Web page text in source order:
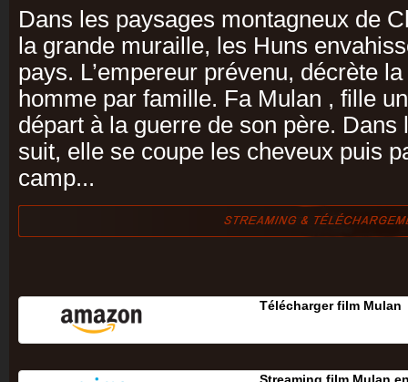
Dans les paysages montagneux de
la grande muraille, les Huns
pays. L’empereur prévenu, décrète
homme par famille. Fa Mulan , fille
départ à la guerre de son père. Dans
suit, elle se coupe les cheveux puis
camp...
Télécharger film Mulan